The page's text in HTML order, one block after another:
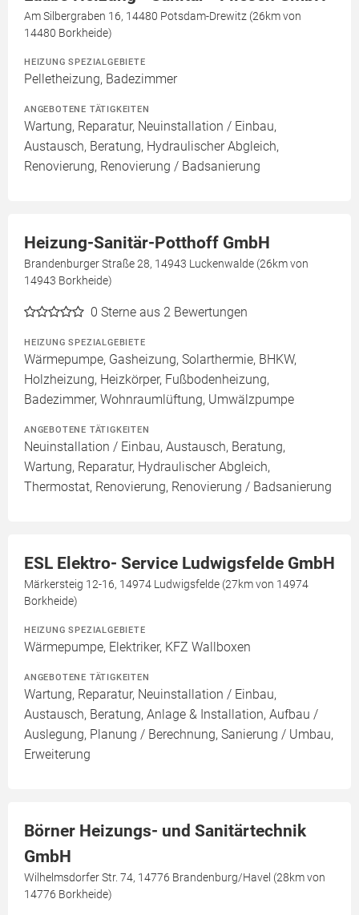
Am Silbergraben 16, 14480 Potsdam-Drewitz (26km von
14480 Borkheide)
HEIZUNG SPEZIALGEBIETE
Pelletheizung, Badezimmer
ANGEBOTENE TÄTIGKEITEN
Wartung, Reparatur, Neuinstallation / Einbau,
Austausch, Beratung, Hydraulischer Abgleich,
Renovierung, Renovierung / Badsanierung
Heizung-Sanitär-Potthoff GmbH
Brandenburger Straße 28, 14943 Luckenwalde (26km von
14943 Borkheide)
0 Sterne aus 2 Bewertungen
HEIZUNG SPEZIALGEBIETE
Wärmepumpe, Gasheizung, Solarthermie, BHKW,
Holzheizung, Heizkörper, Fußbodenheizung,
Badezimmer, Wohnraumlüftung, Umwälzpumpe
ANGEBOTENE TÄTIGKEITEN
Neuinstallation / Einbau, Austausch, Beratung,
Wartung, Reparatur, Hydraulischer Abgleich,
Thermostat, Renovierung, Renovierung / Badsanierung
ESL Elektro- Service Ludwigsfelde GmbH
Märkersteig 12-16, 14974 Ludwigsfelde (27km von 14974
Borkheide)
HEIZUNG SPEZIALGEBIETE
Wärmepumpe, Elektriker, KFZ Wallboxen
ANGEBOTENE TÄTIGKEITEN
Wartung, Reparatur, Neuinstallation / Einbau,
Austausch, Beratung, Anlage & Installation, Aufbau /
Auslegung, Planung / Berechnung, Sanierung / Umbau,
Erweiterung
Börner Heizungs- und Sanitärtechnik
GmbH
Wilhelmsdorfer Str. 74, 14776 Brandenburg/Havel (28km von
14776 Borkheide)